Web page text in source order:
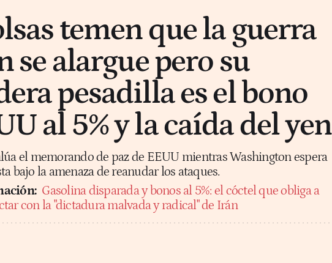
temen que la guerra
se alargue pero su
pesadilla es el bono
al 5% y la caída del yen
el memorando de paz de EEUU mientras Washington espera
bajo la amenaza de reanudar los ataques.
Gasolina disparada y bonos al 5%: el cóctel que obliga a
con la "dictadura malvada y radical" de Irán